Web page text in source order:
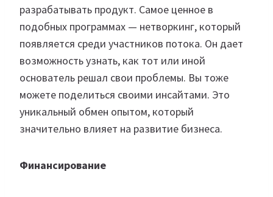
разрабатывать продукт. Самое ценное в
подобных программах — нетворкинг, который
появляется среди участников потока. Он дает
возможность узнать, как тот или иной
основатель решал свои проблемы. Вы тоже
можете поделиться своими инсайтами. Это
уникальный обмен опытом, который
значительно влияет на развитие бизнеса.
Финансирование